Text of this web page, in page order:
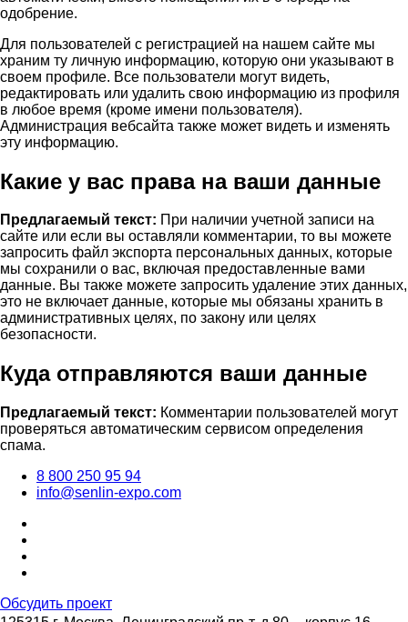
одобрение.
Для пользователей с регистрацией на нашем сайте мы
храним ту личную информацию, которую они указывают в
своем профиле. Все пользователи могут видеть,
редактировать или удалить свою информацию из профиля
в любое время (кроме имени пользователя).
Администрация вебсайта также может видеть и изменять
эту информацию.
Какие у вас права на ваши данные
Предлагаемый текст: При наличии учетной записи на
сайте или если вы оставляли комментарии, то вы можете
запросить файл экспорта персональных данных, которые
мы сохранили о вас, включая предоставленные вами
данные. Вы также можете запросить удаление этих данных,
это не включает данные, которые мы обязаны хранить в
административных целях, по закону или целях
безопасности.
Куда отправляются ваши данные
Предлагаемый текст: Комментарии пользователей могут
проверяться автоматическим сервисом определения
спама.
8 800 250 95 94
info@senlin-expo.com
Обсудить проект